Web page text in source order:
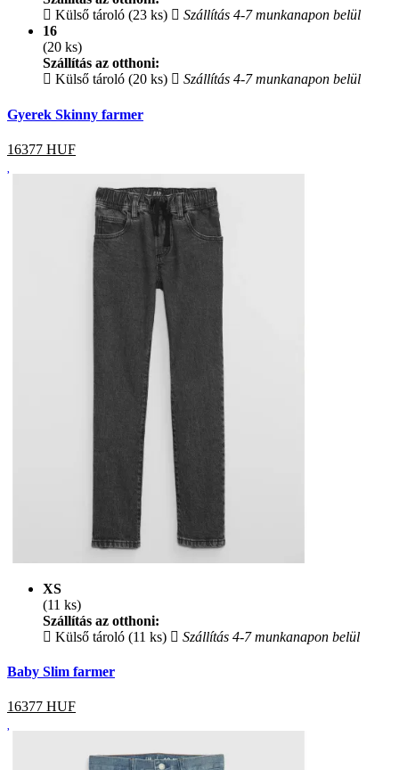
Külső tároló (23 ks)
Szállítás 4-7 munkanapon belül
16
(20 ks)
Szállítás az otthoni:
Külső tároló (20 ks)
Szállítás 4-7 munkanapon belül
Gyerek Skinny farmer
16377 HUF
XS
(11 ks)
Szállítás az otthoni:
Külső tároló (11 ks)
Szállítás 4-7 munkanapon belül
Baby Slim farmer
16377 HUF